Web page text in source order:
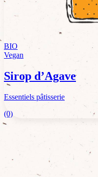
BIO
Vegan
Sirop d’Agave
Essentiels pâtisserie
(0)